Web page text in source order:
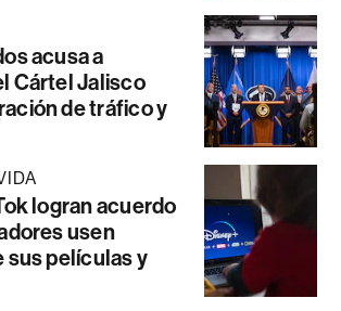
acusa a
Cártel Jalisco
de tráfico y
logran acuerdo
usen
sus películas y